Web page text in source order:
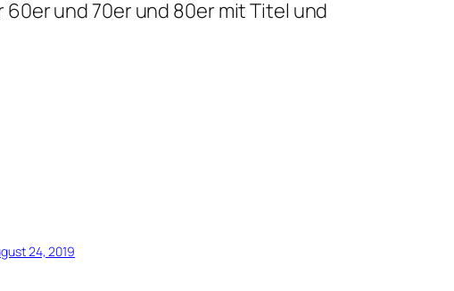
und 70er und 80er mit Titel und
24, 2019